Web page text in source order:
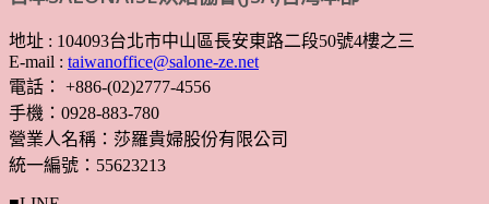
地址 : 104093台北市中山區長安東路二段50號4樓之三
E-mail : taiwanoffice@salone-ze.net
電話： +886-(02)2777-4556
手機：0928-883-780
營業人名稱：莎羅貴婦股份有限公司
統一編號：55623213